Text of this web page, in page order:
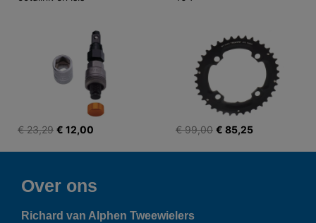
€ 23,29 € 12,00 € 99,00 € 85,25
Over ons
Richard van Alphen Tweewielers